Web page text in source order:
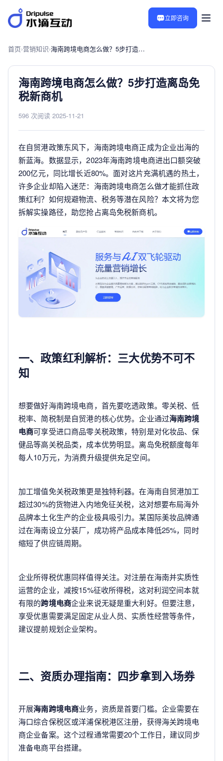
立即咨询
首页›营销知识› 海南跨境电商怎么做？5步打造离岛免税新商机
海南跨境电商怎么做？5步打造离岛免
税新商机
596 次阅读 2025-11-21
在自贸港政策东风下，海南跨境电商正成为企业出海的
新蓝海。数据显示，2023年海南跨境电商进出口额突破
200亿元，同比增长近80%。面对这片充满机遇的热土，
许多企业却陷入迷茫：海南跨境电商怎么做才能抓住政
策红利？如何规避物流、税务等潜在风险？本文将为您
拆解实操路径，助您抢占离岛免税新商机。
一、政策红利解析：三大优势不可不
知
想要做好海南跨境电商，首先要吃透政策。零关税、低
税率、简税制是自贸港的核心优势。企业通过海南跨境
电商可享受进口商品零关税政策，特别是对化妆品、保
健品等高关税品类，成本优势明显。离岛免税额度每年
每人10万元，为消费升级提供充足空间。
加工增值免关税政策更是独特利器。在海南自贸港加工
超过30%的货物进入内地免征关税，这对想要布局海外
品牌本土化生产的企业极具吸引力。某国际美妆品牌通
过在海南设立分装厂，成功将产品成本降低25%，同时
缩短了供应链周期。
企业所得税优惠同样值得关注。对注册在海南并实质性
运营的企业，减按15%征收所得税，这对利润空间本就
有限的跨境电商企业来说无疑是重大利好。但要注意，
享受优惠需要满足固定从业人员、实质性经营等条件，
建议提前规划企业架构。
二、资质办理指南：四步拿到入场券
开展海南跨境电商业务，资质是首要门槛。企业需要在
海口综合保税区或洋浦保税港区注册，获得海关跨境电
商企业备案。这个过程通常需要20个工作日，建议同步
准备电商平台搭建。